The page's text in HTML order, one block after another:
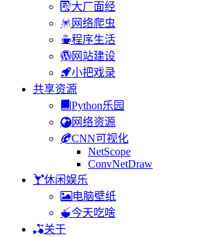
大厂面经
网络爬虫
程序生活
网站建设
小把戏录
共享资源
Python乐园
网络资源
CNN可视化
NetScope
ConvNetDraw
休闲娱乐
电脑壁纸
今天吃啥
关于